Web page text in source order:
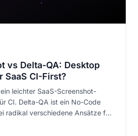
vs Delta-QA: Desktop
SaaS CI-First?
leichter SaaS-Screenshot-
CI. Delta-QA ist ein No-Code
radikal verschiedene Ansätze für